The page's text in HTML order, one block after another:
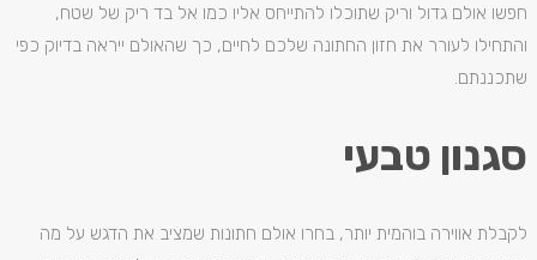
חפשו אולם גדול וריק שתוכלו להתייחס אליו כמו אל בד ריק של שטח,
והתחילו לעורר את חזון החתונה שלכם לחיים, כך שהאולם ייראה בדיוק כפי
שתכננתם.
סגנון טבעי
לקבלת אווירה בוהמית יותר, בחרו אולם חתונות שמציב את הדגש על מה